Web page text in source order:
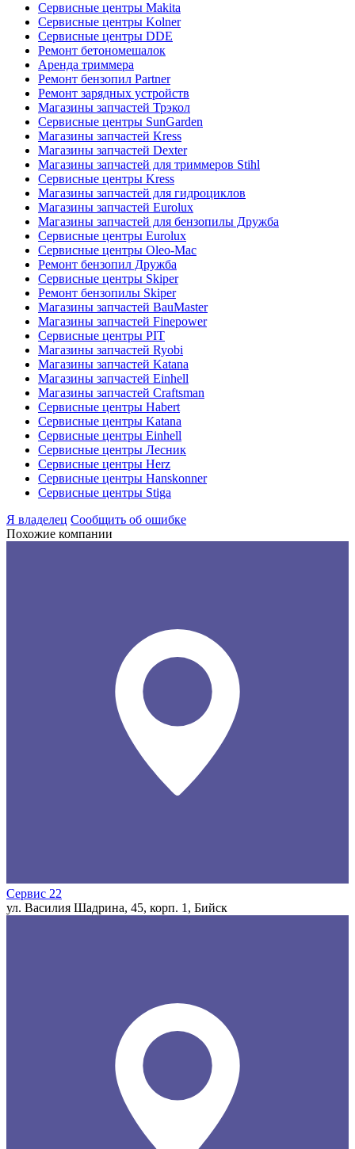
Сервисные центры Makita
Сервисные центры Kolner
Сервисные центры DDE
Ремонт бетономешалок
Аренда триммера
Ремонт бензопил Partner
Ремонт зарядных устройств
Магазины запчастей Трэкол
Сервисные центры SunGarden
Магазины запчастей Kress
Магазины запчастей Dexter
Магазины запчастей для триммеров Stihl
Сервисные центры Kress
Магазины запчастей для гидроциклов
Магазины запчастей Eurolux
Магазины запчастей для бензопилы Дружба
Сервисные центры Eurolux
Сервисные центры Oleo-Mac
Ремонт бензопил Дружба
Сервисные центры Skiper
Ремонт бензопилы Skiper
Магазины запчастей BauMaster
Магазины запчастей Finepower
Сервисные центры PIT
Магазины запчастей Ryobi
Магазины запчастей Katana
Магазины запчастей Einhell
Магазины запчастей Craftsman
Сервисные центры Habert
Сервисные центры Katana
Сервисные центры Einhell
Сервисные центры Лесник
Сервисные центры Herz
Сервисные центры Hanskonner
Сервисные центры Stiga
Я владелец Сообщить об ошибке
Похожие компании
Сервис 22
ул. Василия Шадрина, 45, корп. 1, Бийск